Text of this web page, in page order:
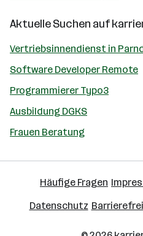
Aktuelle Suchen auf
Vertriebsinnendienst in
Software Developer Remote
Programmierer Typo3
Ausbildung DGKS
Frauen Beratung
Häufige Fragen
Datenschutz